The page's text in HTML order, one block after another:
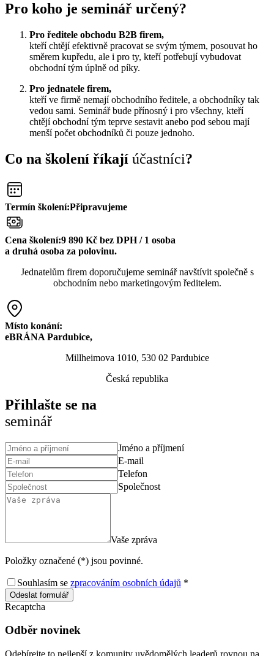
Pro koho je seminář určený?
Pro ředitele obchodu B2B firem,
kteří chtějí efektivně pracovat se svým týmem, posouvat ho
směrem kupředu, ale i pro ty, kteří potřebují vybudovat
obchodní tým úplně od píky.
Pro jednatele firem,
kteří ve firmě nemají obchodního ředitele, a obchodníky tak
vedou sami. Seminář bude přínosný i pro všechny, kteří
chtějí obchodní tým teprve sestavit anebo pod sebou mají
menší počet obchodníků či pouze jednoho.
Co na školení říkají účastníci?
Termín školení:Připravujeme
Cena školení:9 890 Kč bez DPH / 1 osoba
a druhá osoba za polovinu.
Jednatelům firem doporučujeme seminář navštívit společně s
obchodním nebo marketingovým ředitelem.
Místo konání:
eBRÁNA Pardubice,
Millheimova 1010, 530 02 Pardubice
Česká republika
Přihlašte se na
seminář
Jméno a příjmení
E-mail
Telefon
Společnost
Vaše zpráva
Položky označené (*) jsou povinné.
Souhlasím se zpracováním osobních údajů *
Odeslat formulář
Recaptcha
Odběr novinek
Odebírejte to nejlepší z komunity uvědomělých leaderů rovnou na